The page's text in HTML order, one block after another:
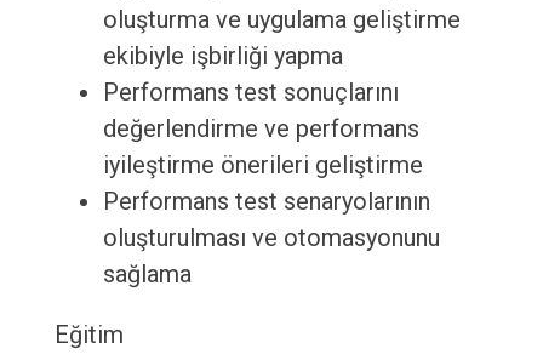
oluşturma ve uygulama geliştirme
ekibiyle işbirliği yapma
Performans test sonuçlarını
değerlendirme ve performans
iyileştirme önerileri geliştirme
Performans test senaryolarının
oluşturulması ve otomasyonunu
sağlama
Eğitim